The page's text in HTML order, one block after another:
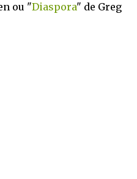
ou "Diaspora" de Greg